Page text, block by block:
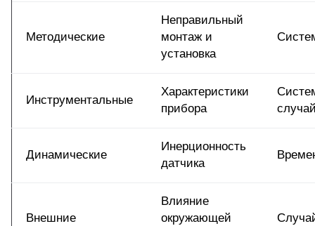
Методические
Неправильный
монтаж и
установка
Инструментальные
Характеристики
прибора
Динамические
Инерционность
датчика
Внешние
Влияние
окружающей